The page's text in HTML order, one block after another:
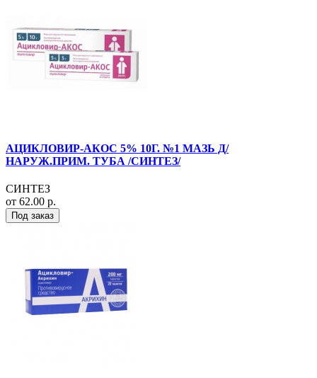
АЦИКЛОВИР-АКОС 5% 10Г. №1 МАЗЬ Д/
НАРУЖ.ПРИМ. ТУБА /СИНТЕЗ/
СИНТЕЗ
от 62.00 р.
Под заказ